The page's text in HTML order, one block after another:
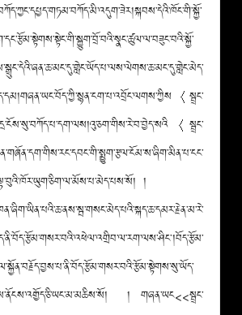
〈སྦྲང་
〈སྦྲང་
།
།
གཞན་ཡང<<སྦྲང་